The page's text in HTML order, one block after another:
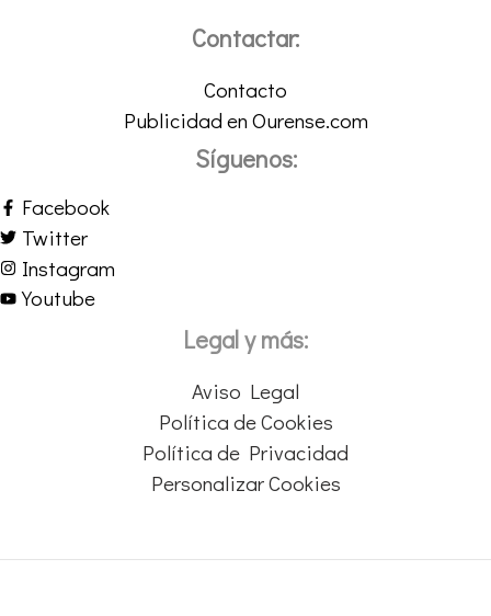
Contactar:
Contacto
Publicidad en Ourense.com
Síguenos:
Facebook
Twitter
Instagram
Youtube
Legal y más:
Aviso Legal
Política de Cookies
Política de Privacidad
Personalizar Cookies